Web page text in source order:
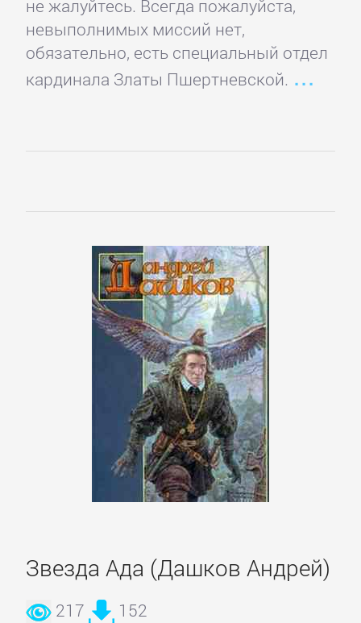
не жалуйтесь. Всегда пожалуйста,
невыполнимых миссий нет,
обязательно, есть специальный отдел
кардинала Златы Пшертневской.
Звезда Ада (Дашков Андрей)
217 152
подбор
персонала
Ценные
БОЕВИКИ
фантастика
Криминальные
ДЕТЕКТИВЫ